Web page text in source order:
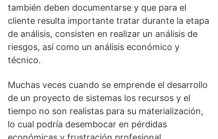
también deben documentarse y que para el
cliente resulta importante tratar durante la etapa
de análisis, consisten en realizar un análisis de
riesgos, así como un análisis económico y
técnico.
Muchas veces cuando se emprende el desarrollo
de un proyecto de sistemas los recursos y el
tiempo no son realistas para su materialización,
lo cual podría desembocar en pérdidas